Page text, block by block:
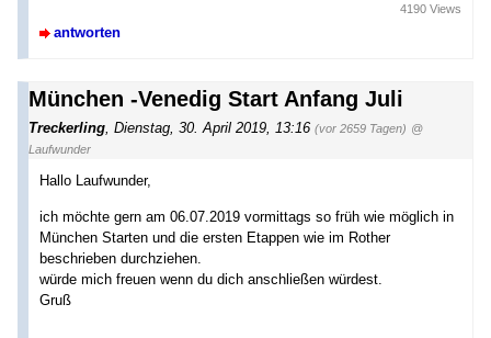
antworten
4190 Views
München -Venedig Start Anfang Juli
Treckerling, Dienstag, 30. April 2019, 13:16 (vor 2659 Tagen) @
Laufwunder
Hallo Laufwunder,
ich möchte gern am 06.07.2019 vormittags so früh wie möglich in
München Starten und die ersten Etappen wie im Rother
beschrieben durchziehen.
würde mich freuen wenn du dich anschließen würdest.
Gruß